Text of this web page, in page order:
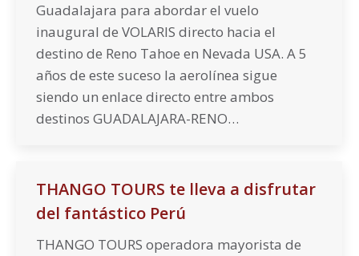
Guadalajara para abordar el vuelo
inaugural de VOLARIS directo hacia el
destino de Reno Tahoe en Nevada USA. A 5
años de este suceso la aerolínea sigue
siendo un enlace directo entre ambos
destinos GUADALAJARA-RENO…
THANGO TOURS te lleva a disfrutar
del fantástico Perú
THANGO TOURS operadora mayorista de